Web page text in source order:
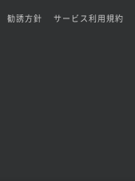
勧誘方針 サービス利用規約